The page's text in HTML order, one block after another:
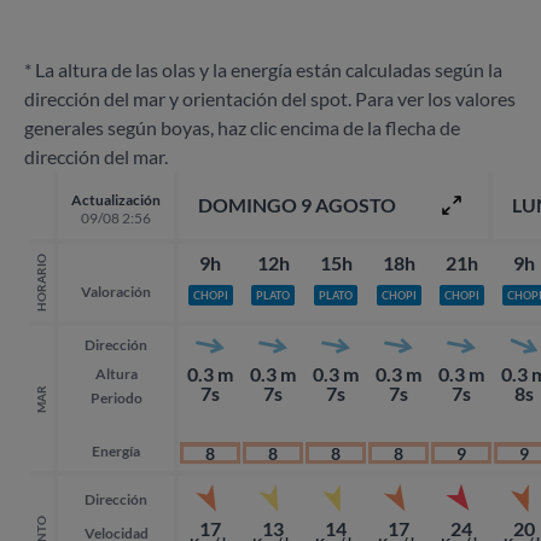
* La altura de las olas y la energía están calculadas según la
dirección del mar y orientación del spot. Para ver los valores
generales según boyas, haz clic encima de la flecha de
dirección del mar.
Actualización
09/08 2:56
HORARIO Valoración
MAR
Dirección
Altura
Periodo
Energía
Dirección
Velocidad
DOMINGO 9 AGOSTO
9h
CHOPI
0.3 m
7s
8
17
12h
PLATO
0.3 m
7s
8
13
15h
PLATO
0.3 m
7s
8
14
18h
CHOPI
0.3 m
7s
8
17
21h
CHOPI
0.3 m
7s
9
24
9h
CHOPI
0.3
8s
9
20